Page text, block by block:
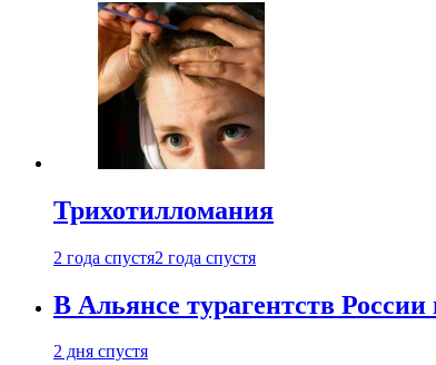
Трихотилломания
2 года спустя2 года спустя
В Альянсе турагентств
2 дня спустя